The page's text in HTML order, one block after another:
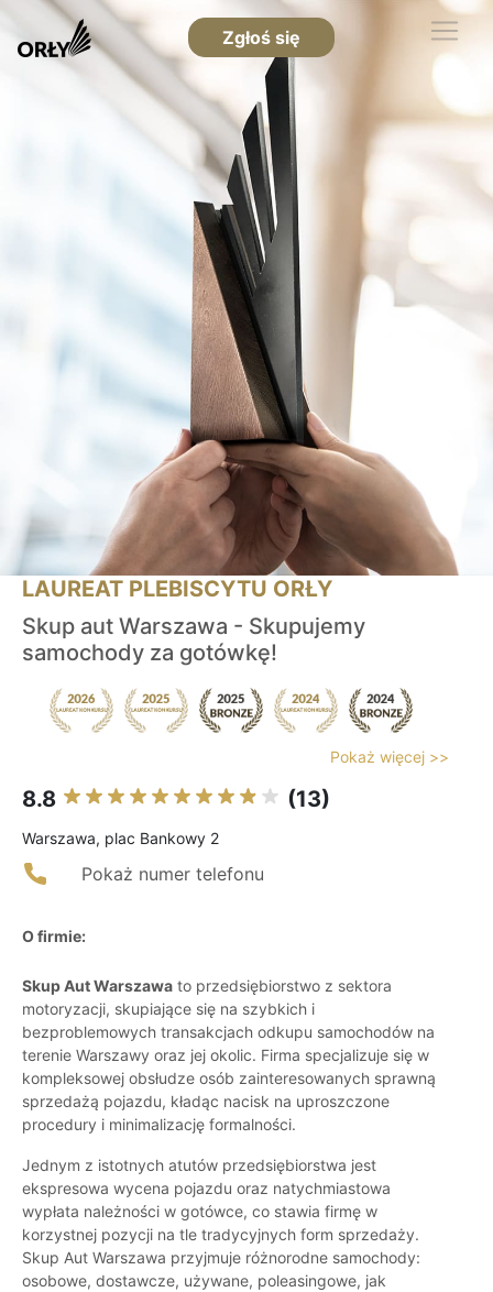
Zgłoś się
LAUREAT PLEBISCYTU ORŁY
Skup aut Warszawa - Skupujemy
samochody za gotówkę!
Pokaż więcej >>
8.8 (13)
Warszawa, plac Bankowy 2
Pokaż numer telefonu
O firmie:
Skup Aut Warszawa to przedsiębiorstwo z sektora
motoryzacji, skupiające się na szybkich i
bezproblemowych transakcjach odkupu samochodów na
terenie Warszawy oraz jej okolic. Firma specjalizuje się w
kompleksowej obsłudze osób zainteresowanych sprawną
sprzedażą pojazdu, kładąc nacisk na uproszczone
procedury i minimalizację formalności.
Jednym z istotnych atutów przedsiębiorstwa jest
ekspresowa wycena pojazdu oraz natychmiastowa
wypłata należności w gotówce, co stawia firmę w
korzystnej pozycji na tle tradycyjnych form sprzedaży.
Skup Aut Warszawa przyjmuje różnorodne samochody:
osobowe, dostawcze, używane, poleasingowe, jak